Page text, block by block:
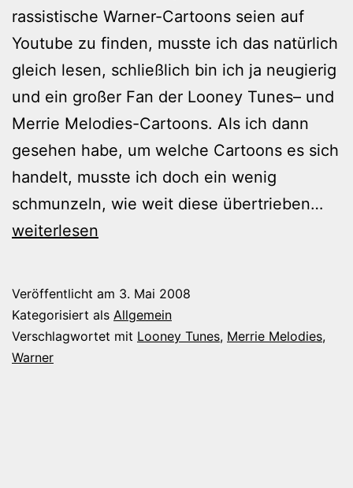
rassistische Warner-Cartoons seien auf
Youtube zu finden, musste ich das natürlich
gleich lesen, schließlich bin ich ja neugierig
und ein großer Fan der Looney Tunes– und
Merrie Melodies-Cartoons. Als ich dann
gesehen habe, um welche Cartoons es sich
handelt, musste ich doch ein wenig
schmunzeln, wie weit diese übertrieben…
weiterlesen
Veröffentlicht am 3. Mai 2008
Kategorisiert als Allgemein
Verschlagwortet mit Looney Tunes, Merrie Melodies,
Warner